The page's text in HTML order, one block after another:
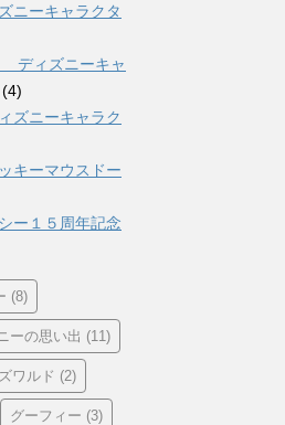
ニーキャラクタ
ディズニーキャ
(4)
ズニーキャラク
キーマウスドー
ー１５周年記念
(8)
ーの思い出 (11)
ワルド (2)
グーフィー (3)